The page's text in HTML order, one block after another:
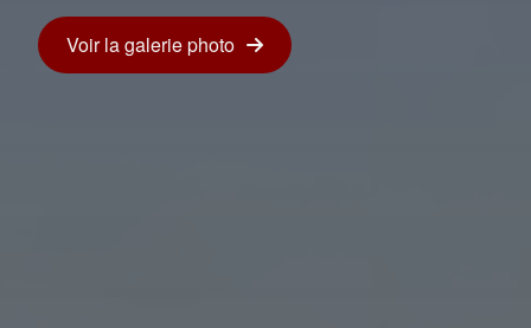
Voir la galerie photo